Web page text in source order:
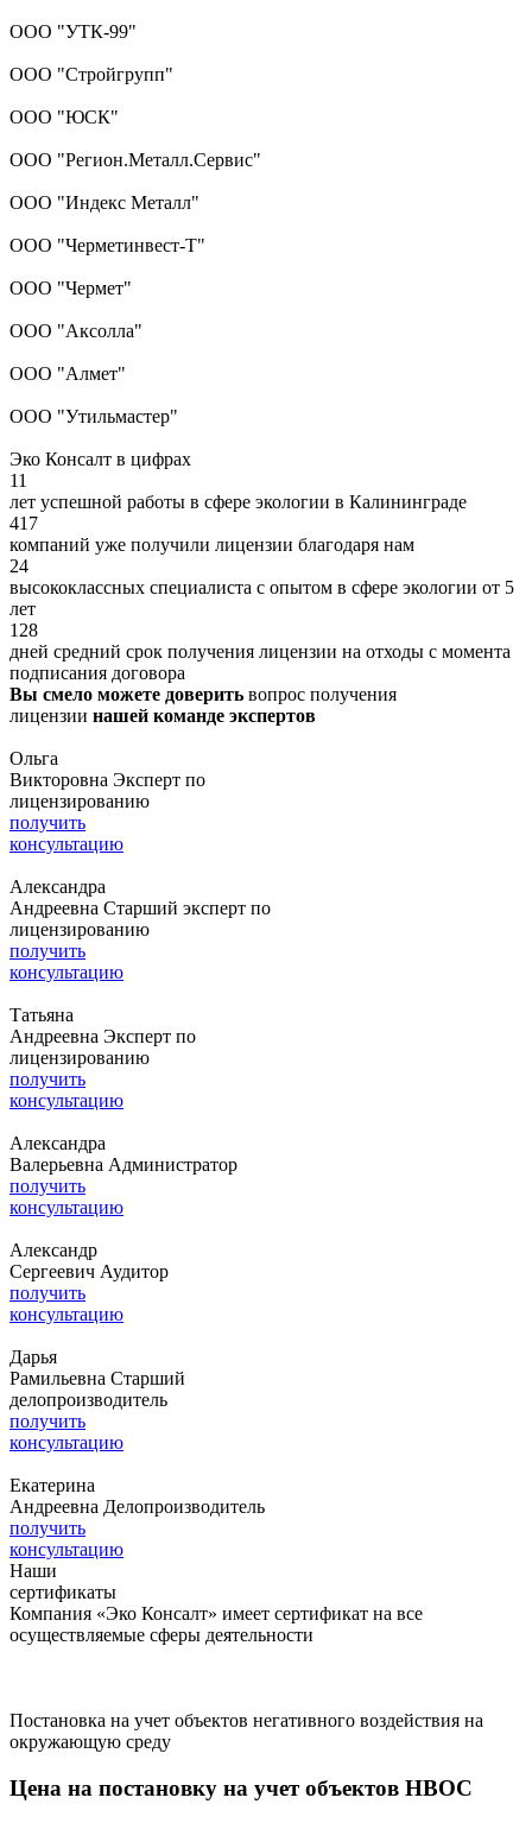
ООО "УТК-99"
ООО "Стройгрупп"
ООО "ЮСК"
ООО "Регион.Металл.Сервис"
ООО "Индекс Металл"
ООО "Черметинвест-Т"
ООО "Чермет"
ООО "Аксолла"
ООО "Алмет"
ООО "Утильмастер"
Эко Консалт в цифрах
11
лет успешной работы в сфере экологии в Калининграде
417
компаний уже получили лицензии благодаря нам
24
высококлассных специалиста с опытом в сфере экологии от 5
лет
128
дней средний срок получения лицензии на отходы с момента
подписания договора
Вы смело можете доверить вопрос получения
лицензии нашей команде экспертов
Ольга
Викторовна Эксперт по
лицензированию
получить
консультацию
Александра
Андреевна Старший эксперт по
лицензированию
получить
консультацию
Татьяна
Андреевна Эксперт по
лицензированию
получить
консультацию
Александра
Валерьевна Администратор
получить
консультацию
Александр
Сергеевич Аудитор
получить
консультацию
Дарья
Рамильевна Старший
делопроизводитель
получить
консультацию
Екатерина
Андреевна Делопроизводитель
получить
консультацию
Наши
сертификаты
Компания «Эко Консалт» имеет сертификат на все
осуществляемые сферы деятельности
Постановка на учет объектов негативного воздействия на
окружающую среду
Цена на постановку на учет объектов НВОС